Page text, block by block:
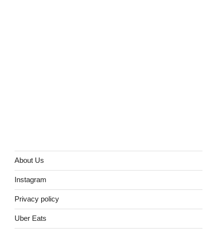
About Us
Instagram
Privacy policy
Uber Eats